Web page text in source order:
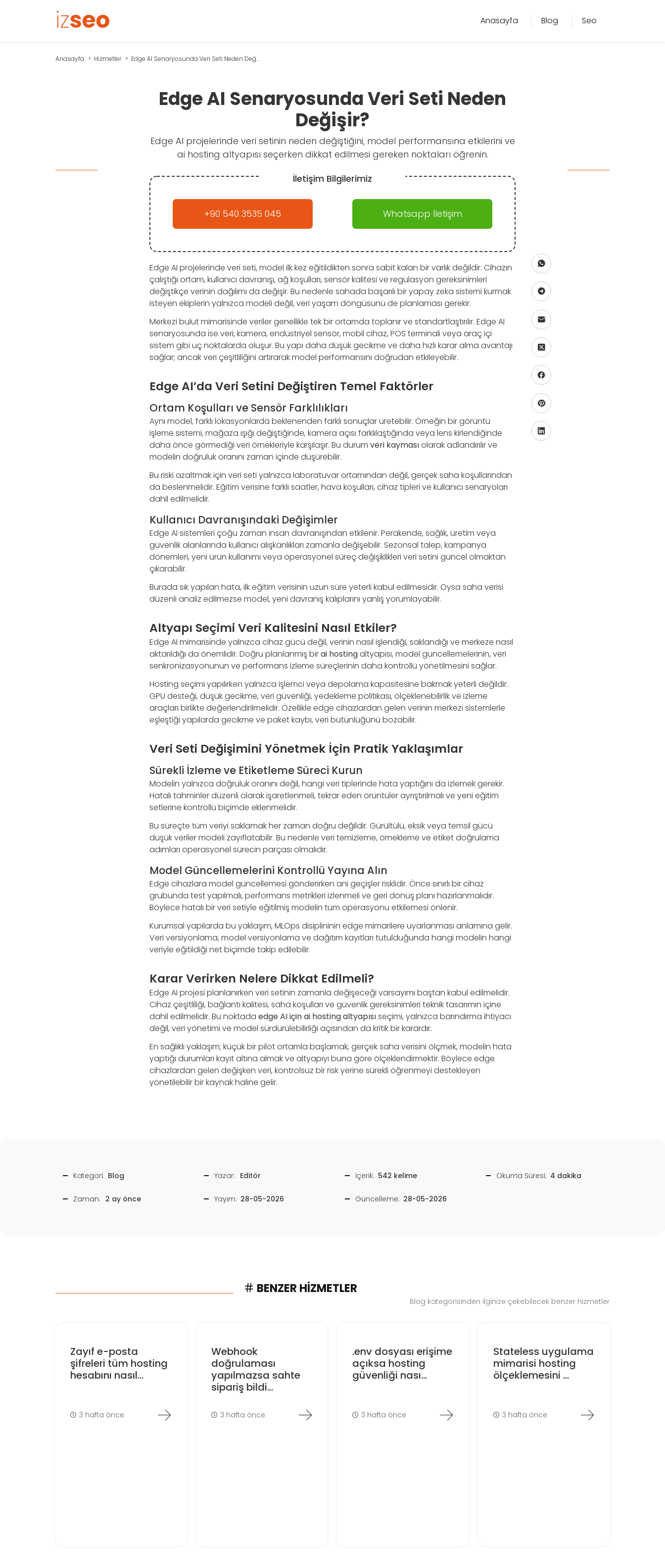
Anasayfa Blog Seo
Anasayfa Hizmetler Edge AI Senaryosunda Veri Seti Neden Değ...
Edge AI Senaryosunda Veri Seti Neden
Değişir?
Edge AI projelerinde veri setinin neden değiştiğini, model performansına etkilerini ve
ai hosting altyapısı seçerken dikkat edilmesi gereken noktaları öğrenin.
İletişim Bilgilerimiz
+90 540 3535 045 Whatsapp İletişim
Edge AI projelerinde veri seti, model ilk kez eğitildikten sonra sabit kalan bir varlık değildir. Cihazın
çalıştığı ortam, kullanıcı davranışı, ağ koşulları, sensör kalitesi ve regülasyon gereksinimleri
değiştikçe verinin dağılımı da değişir. Bu nedenle sahada başarılı bir yapay zeka sistemi kurmak
isteyen ekiplerin yalnızca modeli değil, veri yaşam döngüsünü de planlaması gerekir.
Merkezi bulut mimarisinde veriler genellikle tek bir ortamda toplanır ve standartlaştırılır. Edge AI
senaryosunda ise veri, kamera, endüstriyel sensör, mobil cihaz, POS terminali veya araç içi
sistem gibi uç noktalarda oluşur. Bu yapı daha düşük gecikme ve daha hızlı karar alma avantajı
sağlar; ancak veri çeşitliliğini artırarak model performansını doğrudan etkileyebilir.
Edge AI’da Veri Setini Değiştiren Temel Faktörler
Ortam Koşulları ve Sensör Farklılıkları
Aynı model, farklı lokasyonlarda beklenenden farklı sonuçlar üretebilir. Örneğin bir görüntü
işleme sistemi, mağaza ışığı değiştiğinde, kamera açısı farklılaştığında veya lens kirlendiğinde
daha önce görmediği veri örnekleriyle karşılaşır. Bu durum veri kaymasıolarak adlandırılır ve
modelin doğruluk oranını zaman içinde düşürebilir.
Bu riski azaltmak için veri seti yalnızca laboratuvar ortamından değil, gerçek saha koşullarından
da beslenmelidir. Eğitim verisine farklı saatler, hava koşulları, cihaz tipleri ve kullanıcı senaryoları
dahil edilmelidir.
Kullanıcı Davranışındaki Değişimler
Edge AI sistemleri çoğu zaman insan davranışından etkilenir. Perakende, sağlık, üretim veya
güvenlik alanlarında kullanıcı alışkanlıkları zamanla değişebilir. Sezonsal talep, kampanya
dönemleri, yeni ürün kullanımı veya operasyonel süreç değişiklikleri veri setini güncel olmaktan
çıkarabilir.
Burada sık yapılan hata, ilk eğitim verisinin uzun süre yeterli kabul edilmesidir. Oysa saha verisi
düzenli analiz edilmezse model, yeni davranış kalıplarını yanlış yorumlayabilir.
Altyapı Seçimi Veri Kalitesini Nasıl Etkiler?
Edge AI mimarisinde yalnızca cihaz gücü değil, verinin nasıl işlendiği, saklandığı ve merkeze nasıl
aktarıldığı da önemlidir. Doğru planlanmış birai hostingaltyapısı, model güncellemelerinin, veri
senkronizasyonunun ve performans izleme süreçlerinin daha kontrollü yönetilmesini sağlar.
Hosting seçimi yapılırken yalnızca işlemci veya depolama kapasitesine bakmak yeterli değildir.
GPU desteği, düşük gecikme, veri güvenliği, yedekleme politikası, ölçeklenebilirlik ve izleme
araçları birlikte değerlendirilmelidir. Özellikle edge cihazlardan gelen verinin merkezi sistemlerle
eşleştiği yapılarda gecikme ve paket kaybı, veri bütünlüğünü bozabilir.
Veri Seti Değişimini Yönetmek İçin Pratik Yaklaşımlar
Sürekli İzleme ve Etiketleme Süreci Kurun
Modelin yalnızca doğruluk oranını değil, hangi veri tiplerinde hata yaptığını da izlemek gerekir.
Hatalı tahminler düzenli olarak işaretlenmeli, tekrar eden örüntüler ayrıştırılmalı ve yeni eğitim
setlerine kontrollü biçimde eklenmelidir.
Bu süreçte tüm veriyi saklamak her zaman doğru değildir. Gürültülü, eksik veya temsil gücü
düşük veriler modeli zayıflatabilir. Bu nedenle veri temizleme, örnekleme ve etiket doğrulama
adımları operasyonel sürecin parçası olmalıdır.
Model Güncellemelerini Kontrollü Yayına Alın
Edge cihazlara model güncellemesi gönderirken ani geçişler risklidir. Önce sınırlı bir cihaz
grubunda test yapılmalı, performans metrikleri izlenmeli ve geri dönüş planı hazırlanmalıdır.
Böylece hatalı bir veri setiyle eğitilmiş modelin tüm operasyonu etkilemesi önlenir.
Kurumsal yapılarda bu yaklaşım, MLOps disiplininin edge mimarilere uyarlanması anlamına gelir.
Veri versiyonlama, model versiyonlama ve dağıtım kayıtları tutulduğunda hangi modelin hangi
veriyle eğitildiği net biçimde takip edilebilir.
Karar Verirken Nelere Dikkat Edilmeli?
Edge AI projesi planlanırken veri setinin zamanla değişeceği varsayımı baştan kabul edilmelidir.
Cihaz çeşitliliği, bağlantı kalitesi, saha koşulları ve güvenlik gereksinimleri teknik tasarımın içine
dahil edilmelidir. Bu noktada edge AI için ai hosting altyapısıseçimi, yalnızca barındırma ihtiyacı
değil, veri yönetimi ve model sürdürülebilirliği açısından da kritik bir karardır.
En sağlıklı yaklaşım; küçük bir pilot ortamla başlamak, gerçek saha verisini ölçmek, modelin hata
yaptığı durumları kayıt altına almak ve altyapıyı buna göre ölçeklendirmektir. Böylece edge
cihazlardan gelen değişken veri, kontrolsüz bir risk yerine sürekli öğrenmeyi destekleyen
yönetilebilir bir kaynak haline gelir.
Kategori: Blog Yazar: Editör İçerik: 542 kelime Okuma Süresi: 4 dakika
Zaman: 2 ay önce Yayım: 28-05-2026 Güncelleme: 28-05-2026
BENZER HIZMETLER
Blog kategorisinden ilginize çekebilecek benzer hizmetler
Zayıf e-posta
şifreleri tüm hosting
hesabını nasıl...
3 hafta önce
Webhook
doğrulaması
yapılmazsa sahte
sipariş bildi...
3 hafta önce
.env dosyası erişime
açıksa hosting
güvenliği nası...
3 hafta önce
Stateless uygulama
mimarisi hosting
ölçeklemesini ...
3 hafta önce